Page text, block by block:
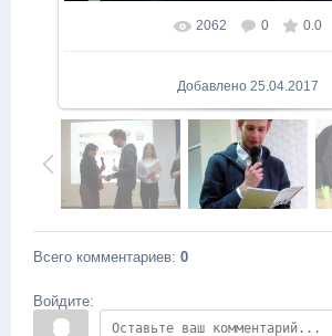
В реальном размере 682x1024
2062 0 0.0
Добавлено 25.04.2017
Всего комментариев: 0
Войдите: